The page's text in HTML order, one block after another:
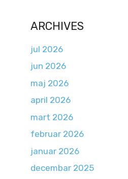
ARCHIVES
jul 2026
jun 2026
maj 2026
april 2026
mart 2026
februar 2026
januar 2026
decembar 2025